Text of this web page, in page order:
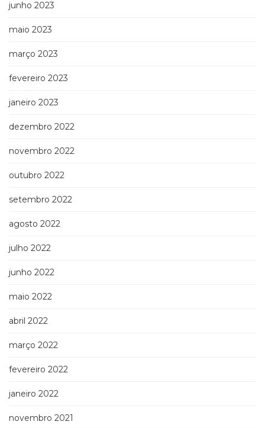
junho 2023
maio 2023
março 2023
fevereiro 2023
janeiro 2023
dezembro 2022
novembro 2022
outubro 2022
setembro 2022
agosto 2022
julho 2022
junho 2022
maio 2022
abril 2022
março 2022
fevereiro 2022
janeiro 2022
novembro 2021